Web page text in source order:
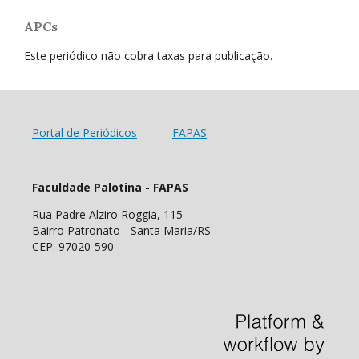
APCs
Este periódico não cobra taxas para publicação.
Portal de Periódicos FAPAS
Faculdade Palotina - FAPAS
Rua Padre Alziro Roggia, 115
Bairro Patronato - Santa Maria/RS
CEP: 97020-590